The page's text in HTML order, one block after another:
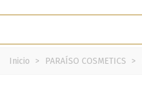
Inicio > PARAÍSO COSMETICS >